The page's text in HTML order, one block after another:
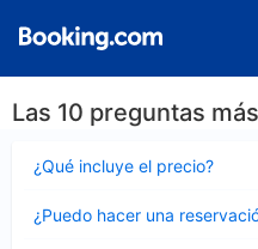
Las 10 preguntas
¿Qué incluye el precio?
cerrado
¿Puedo hacer una
cerrado